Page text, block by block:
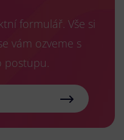
formulář. Vše si
vám ozveme s
postupu.